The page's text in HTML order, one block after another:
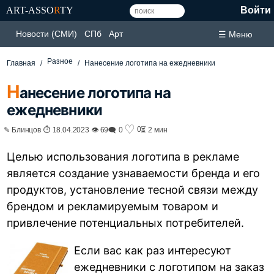
ART-ASSORTY Войти
Новости (СМИ) СПб Арт ☰ Меню
Главная Разное Нанесение логотипа на ежедневники
Нанесение логотипа на
ежедневники
✎ Блинцов ⏱ 18.04.2023 👁 69🗨 0 ♡ 0⏳ 2 мин
Целью использования логотипа в рекламе
является создание узнаваемости бренда и его
продуктов, установление тесной связи между
брендом и рекламируемым товаром и
привлечение потенциальных потребителей.
Если вас как раз интересуют
ежедневники с логотипом на заказ